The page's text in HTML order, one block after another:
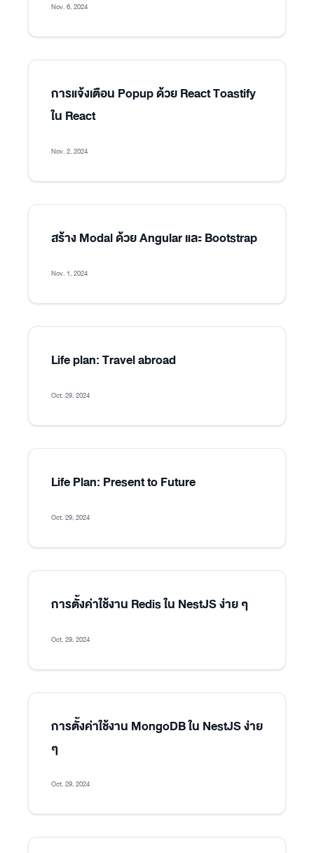
Nov. 6, 2024
การแจ้งเตือน Popup ด้วย React Toastify
ใน React
Nov. 2, 2024
สร้าง Modal ด้วย Angular และ Bootstrap
Nov. 1, 2024
Life plan: Travel abroad
Oct. 29, 2024
Life Plan: Present to Future
Oct. 29, 2024
การตั้งค่าใช้งาน Redis ใน NestJS ง่าย ๆ
Oct. 29, 2024
การตั้งค่าใช้งาน MongoDB ใน NestJS ง่าย
ๆ
Oct. 29, 2024